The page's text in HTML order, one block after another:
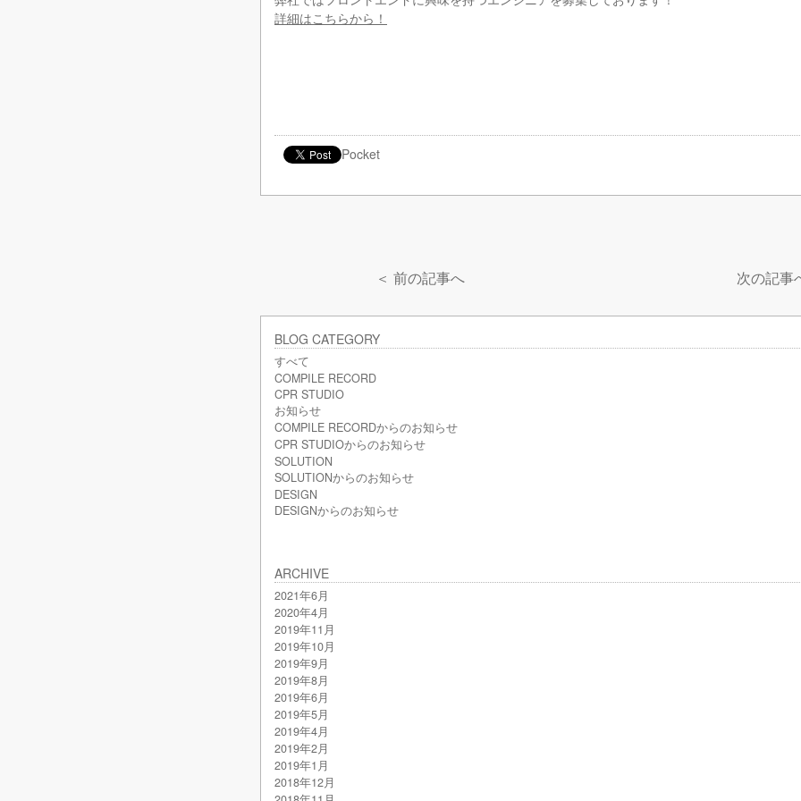
詳細はこちらから！
Pocket
＜ 前の記事へ 次の記事
BLOG CATEGORY
すべて
COMPILE RECORD
CPR STUDIO
お知らせ
COMPILE RECORDからのお知らせ
CPR STUDIOからのお知らせ
SOLUTION
SOLUTIONからのお知らせ
DESIGN
DESIGNからのお知らせ
ARCHIVE
2021年6月
2020年4月
2019年11月
2019年10月
2019年9月
2019年8月
2019年6月
2019年5月
2019年4月
2019年2月
2019年1月
2018年12月